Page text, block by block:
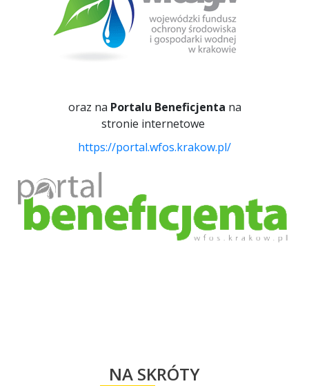
oraz na Portalu Beneficjenta na
stronie internetowe
https://portal.wfos.krakow.pl/
NA SKRÓTY